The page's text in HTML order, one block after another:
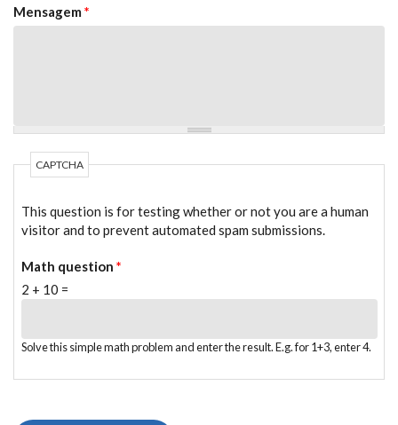
Mensagem *
CAPTCHA
This question is for testing whether or not you are a human
visitor and to prevent automated spam submissions.
Math question *
2 + 10 =
Solve this simple math problem and enter the result. E.g. for 1+3, enter 4.